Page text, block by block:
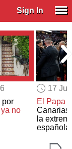
Sign In
por
ya no
17
El Papa
Canarias
la
española